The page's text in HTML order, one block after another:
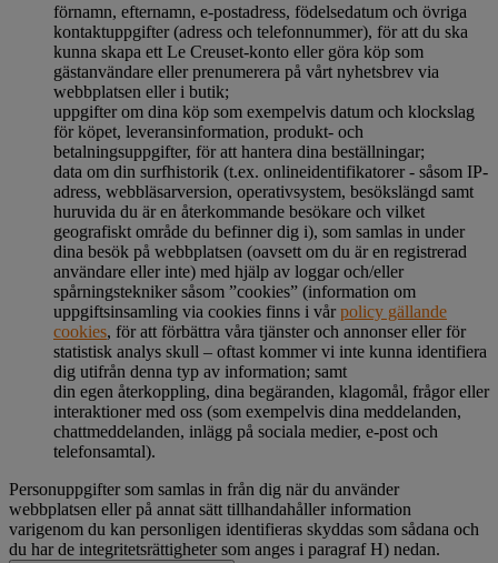
förnamn, efternamn, e-postadress, födelsedatum och övriga
kontaktuppgifter (adress och telefonnummer), för att du ska
kunna skapa ett Le Creuset-konto eller göra köp som
gästanvändare eller prenumerera på vårt nyhetsbrev via
webbplatsen eller i butik;
uppgifter om dina köp som exempelvis datum och klockslag
för köpet, leveransinformation, produkt- och
betalningsuppgifter, för att hantera dina beställningar;
data om din surfhistorik (t.ex. onlineidentifikatorer - såsom IP-
adress, webbläsarversion, operativsystem, besökslängd samt
huruvida du är en återkommande besökare och vilket
geografiskt område du befinner dig i), som samlas in under
dina besök på webbplatsen (oavsett om du är en registrerad
användare eller inte) med hjälp av loggar och/eller
spårningstekniker såsom ”cookies” (information om
uppgiftsinsamling via cookies finns i vårpolicy gällande
cookies, för att förbättra våra tjänster och annonser eller för
statistisk analys skull – oftast kommer vi inte kunna identifiera
dig utifrån denna typ av information; samt
din egen återkoppling, dina begäranden, klagomål, frågor eller
interaktioner med oss (som exempelvis dina meddelanden,
chattmeddelanden, inlägg på sociala medier, e-post och
telefonsamtal).
Personuppgifter som samlas in från dig när du använder
webbplatsen eller på annat sätt tillhandahåller information
varigenom du kan personligen identifieras skyddas som sådana och
du har de integritetsrättigheter som anges i paragraf H) nedan.